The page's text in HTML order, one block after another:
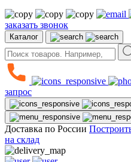
заказать звонок
Каталог
запрос
Доставка по России
на склад